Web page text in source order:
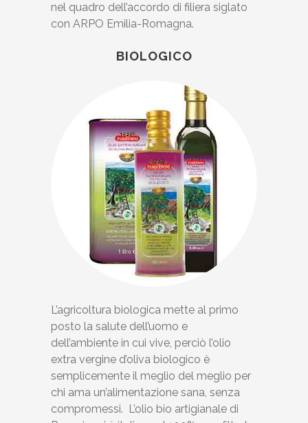
nel quadro dell’accordo di filiera siglato
con ARPO Emilia-Romagna.
BIOLOGICO
L’agricoltura biologica mette al primo
posto la salute dell’uomo e
dell’ambiente in cui vive, perciò l’olio
extra vergine d’oliva biologico è
semplicemente il meglio del meglio per
chi ama un’alimentazione sana, senza
compromessi. L’olio bio artigianale di